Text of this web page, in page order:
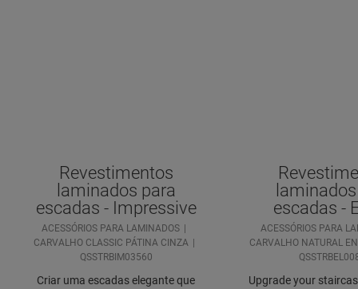
Revestimentos
laminados para
escadas - Impressive
ACESSÓRIOS PARA LAMINADOS
CARVALHO CLASSIC PÁTINA CINZA
QSSTRBIM03560
Criar uma escadas elegante que
escadas -
ACESSÓRIOS PARA
CARVALHO NATURAL
Upgrade your